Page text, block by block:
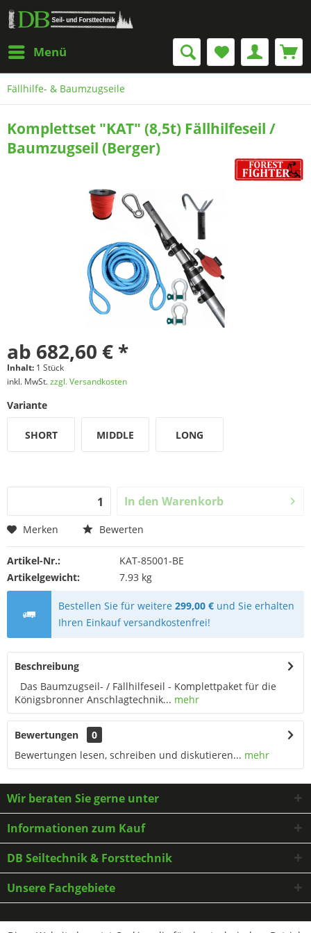
Menü
Fällhilfe- & Baumzugseile
Komplettset "KAT" (8,5t) Fällhilfeseil /
Baumzugseil (Berger)
ab 682,60 € *
Inhalt: 1 Stück
inkl. MwSt.zzgl. Versandkosten
Variante
SHORT MIDDLE LONG
In den Warenkorb
Merken Bewerten
Artikel-Nr.:
KAT-85001-BE
Artikelgewicht:
7.93 kg
Bestellen Sie für weitere299,00 € und Sie erhalten
Ihren Einkauf versandkostenfrei!
Beschreibung
Das Baumzugseil- / Fällhilfeseil - Komplettpaket für die
Königsbronner Anschlagtechnik... mehr
Bewertungen
0
Bewertungen lesen, schreiben und diskutieren... mehr
Wir beraten Sie gerne unter
Informationen zum Kauf
DB Seiltechnik & Forsttechnik
Unsere Fachgebiete
* Alle Preise inkl. gesetzl. Mehrwertsteuer zzgl.Versandkostenund ggf.